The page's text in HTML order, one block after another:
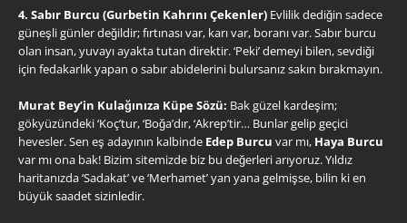
4. Sabır Burcu (Gurbetin Kahrını Çekenler) Evlilik dediğin sadece
güneşli günler değildir; fırtınası var, karı var, boranı var. Sabır burcu
olan insan, yuvayı ayakta tutan direktir. ‘Peki’ demeyi bilen, sevdiği
için fedakarlık yapan o sabır abidelerini bulursanız sakın bırakmayın.
Murat Bey’in Kulağınıza Küpe Sözü: Bak güzel kardeşim;
gökyüzündeki ‘Koç’tur, ‘Boğa’dır, ‘Akrep’tir… Bunlar gelip geçici
hevesler. Sen eş adayının kalbinde Edep Burcu var mı, Haya Burcu
var mı ona bak! Bizim sitemizde biz bu değerleri arıyoruz. Yıldız
haritanızda ‘Sadakat’ ve ‘Merhamet’ yan yana gelmişse, bilin ki en
büyük saadet sizinledir.